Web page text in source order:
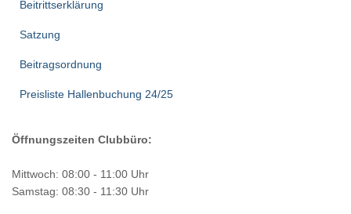
Beitrittserklärung
Satzung
Beitragsordnung
Preisliste Hallenbuchung 24/25
Öffnungszeiten Clubbüro:
Mittwoch: 08:00 - 11:00 Uhr
Samstag: 08:30 - 11:30 Uhr